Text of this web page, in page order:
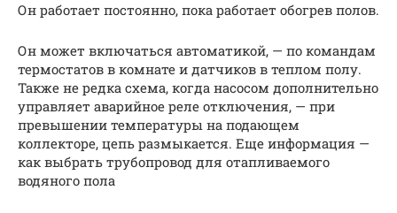
Он работает постоянно, пока работает обогрев полов.
Он может включаться автоматикой, — по командам
термостатов в комнате и датчиков в теплом полу.
Также не редка схема, когда насосом дополнительно
управляет аварийное реле отключения, — при
превышении температуры на подающем
коллекторе, цепь размыкается. Еще информация —
как выбрать трубопровод для отапливаемого
водяного пола